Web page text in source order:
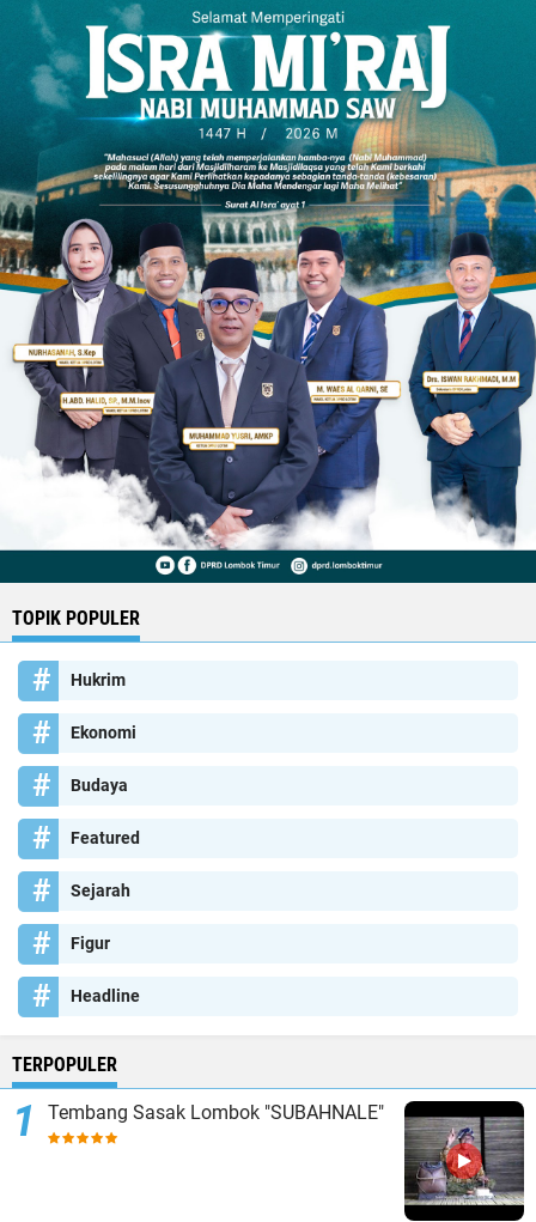
TOPIK POPULER
Hukrim
Ekonomi
Budaya
Featured
Sejarah
Figur
Headline
TERPOPULER
Tembang Sasak Lombok "SUBAHNALE"